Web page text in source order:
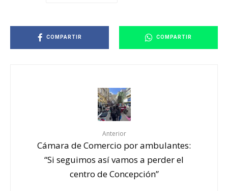
COMPARTIR COMPARTIR
Anterior
Cámara de Comercio por ambulantes:
“Si seguimos así vamos a perder el
centro de Concepción”